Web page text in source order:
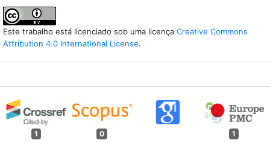
Este trabalho está licenciado sob uma licença Creative Commons
Attribution 4.0 International License.
1 0 1